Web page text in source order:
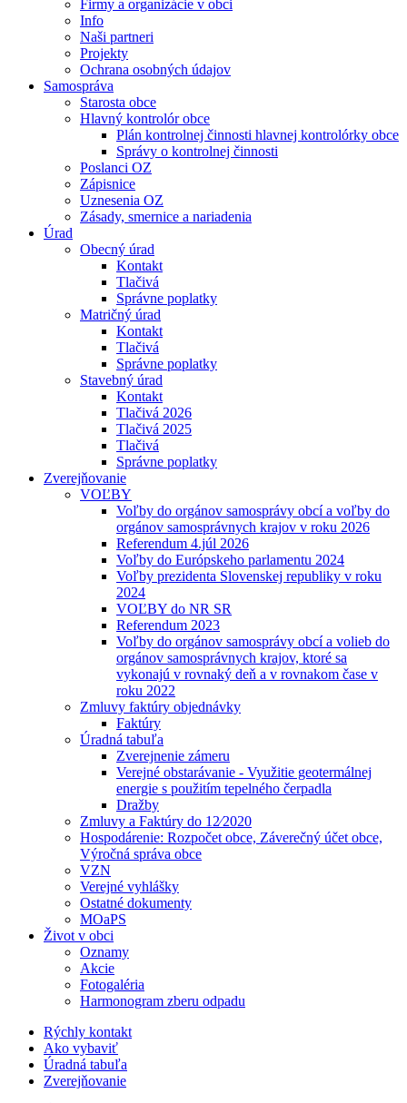
Firmy a organizácie v obci
Info
Naši partneri
Projekty
Ochrana osobných údajov
Samospráva
Starosta obce
Hlavný kontrolór obce
Plán kontrolnej činnosti hlavnej kontrolórky obce
Správy o kontrolnej činnosti
Poslanci OZ
Zápisnice
Uznesenia OZ
Zásady, smernice a nariadenia
Úrad
Obecný úrad
Kontakt
Tlačivá
Správne poplatky
Matričný úrad
Kontakt
Tlačivá
Správne poplatky
Stavebný úrad
Kontakt
Tlačivá 2026
Tlačivá 2025
Tlačivá
Správne poplatky
Zverejňovanie
VOĽBY
Voľby do orgánov samosprávy obcí a voľby do
orgánov samosprávnych krajov v roku 2026
Referendum 4.júl 2026
Voľby do Európskeho parlamentu 2024
Voľby prezidenta Slovenskej republiky v roku
2024
VOĽBY do NR SR
Referendum 2023
Voľby do orgánov samosprávy obcí a volieb do
orgánov samosprávnych krajov, ktoré sa
vykonajú v rovnaký deň a v rovnakom čase v
roku 2022
Zmluvy faktúry objednávky
Faktúry
Úradná tabuľa
Zverejnenie zámeru
Verejné obstarávanie - Využitie geotermálnej
energie s použitím tepelného čerpadla
Dražby
Zmluvy a Faktúry do 12⁄2020
Hospodárenie: Rozpočet obce, Záverečný účet obce,
Výročná správa obce
VZN
Verejné vyhlášky
Ostatné dokumenty
MOaPS
Život v obci
Oznamy
Akcie
Fotogaléria
Harmonogram zberu odpadu
Rýchly kontakt
Ako vybaviť
Úradná tabuľa
Zverejňovanie